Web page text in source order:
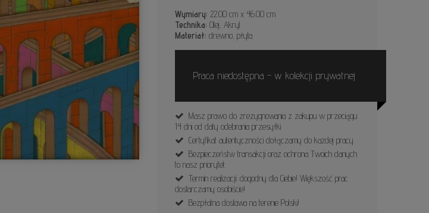
Wymiary: 22.00 cm x 46.00 cm
Technika: Olej, Akryl
Materiał: drewno, płyta
Praca niedostępna - w kolekcji prywatnej
Masz prawo do zrezygnowania z zakupu w przeciągu
14 dni od daty odebrania przesyłki.
Certyfikat autentyczności dołączamy do każdej pracy.
Bezpieczeństw transakcji oraz ochrona Twoich danych
to nasz priorytet.
Termin realizacji: dogodny dla Ciebie! Większość prac
dostarczamy osobiście!
Bezpłatna dostawa na terenie Polski!